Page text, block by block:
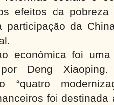
efeitos da
participação da
econômica foi
por Deng
“quatro
foi destinada